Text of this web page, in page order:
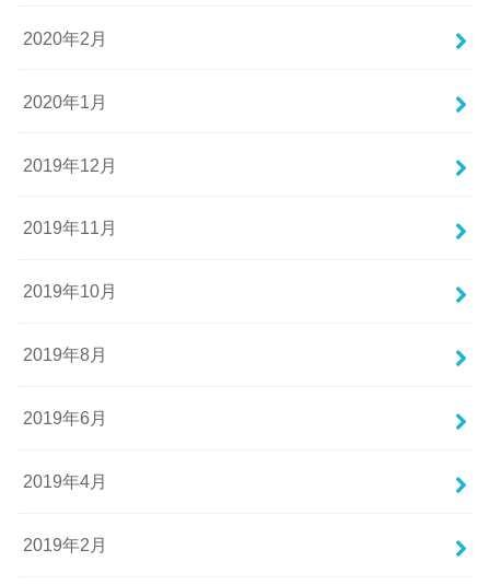
2020年2月
2020年1月
2019年12月
2019年11月
2019年10月
2019年8月
2019年6月
2019年4月
2019年2月